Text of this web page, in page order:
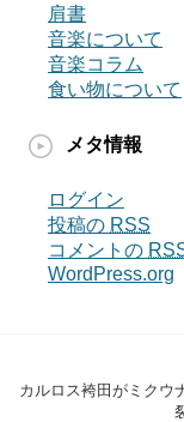
肩書
音楽について
音楽コラム
食い物について
メタ情報
ログイン
投稿の RSS
コメントの
WordPress.org
カルロス袴田がミクウ